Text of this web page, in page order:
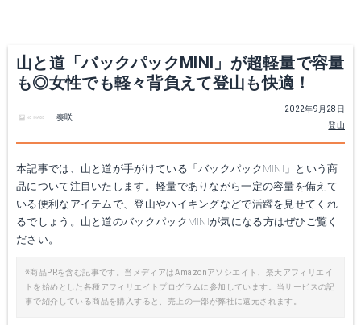
山と道「バックパックMINI」が超軽量で容量
も◎女性でも軽々背負えて登山も快適！
2022年9月28日
登山
奏咲
本記事では、山と道が手がけている「バックパックMINI」という商
品について注目いたします。軽量でありながら一定の容量を備えて
いる便利なアイテムで、登山やハイキングなどで活躍を見せてくれ
るでしょう。山と道のバックパックMINIが気になる方はぜひご覧く
ださい。
※商品PRを含む記事です。当メディアはAmazonアソシエイト、楽天アフィリエイ
トを始めとした各種アフィリエイトプログラムに参加しています。当サービスの記
事で紹介している商品を購入すると、売上の一部が弊社に還元されます。